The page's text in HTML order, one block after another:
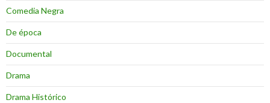
Comedia Negra
De época
Documental
Drama
Drama Histórico